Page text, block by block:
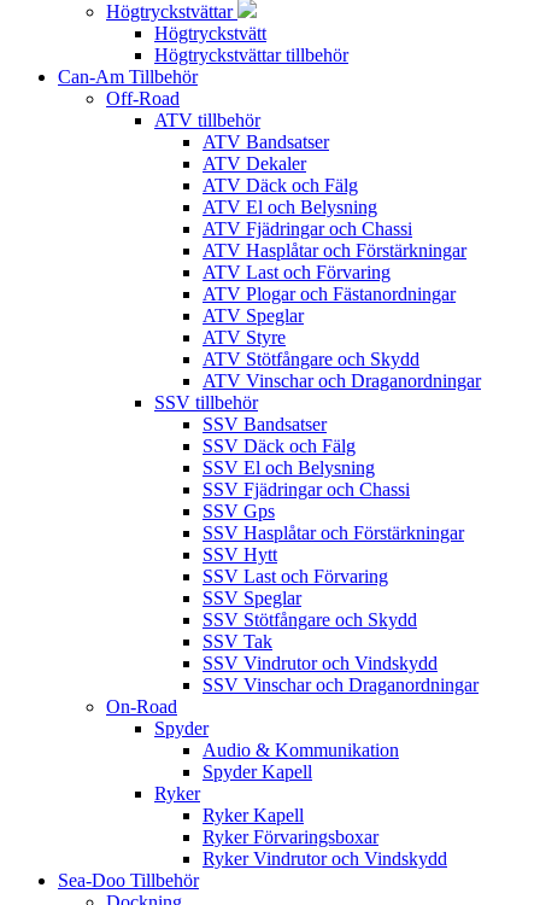
Högtryckstvättar
Högtryckstvätt
Högtryckstvättar tillbehör
Can-Am Tillbehör
Off-Road
ATV tillbehör
ATV Bandsatser
ATV Dekaler
ATV Däck och Fälg
ATV El och Belysning
ATV Fjädringar och Chassi
ATV Hasplåtar och Förstärkningar
ATV Last och Förvaring
ATV Plogar och Fästanordningar
ATV Speglar
ATV Styre
ATV Stötfångare och Skydd
ATV Vinschar och Draganordningar
SSV tillbehör
SSV Bandsatser
SSV Däck och Fälg
SSV El och Belysning
SSV Fjädringar och Chassi
SSV Gps
SSV Hasplåtar och Förstärkningar
SSV Hytt
SSV Last och Förvaring
SSV Speglar
SSV Stötfångare och Skydd
SSV Tak
SSV Vindrutor och Vindskydd
SSV Vinschar och Draganordningar
On-Road
Spyder
Audio & Kommunikation
Spyder Kapell
Ryker
Ryker Kapell
Ryker Förvaringsboxar
Ryker Vindrutor och Vindskydd
Sea-Doo Tillbehör